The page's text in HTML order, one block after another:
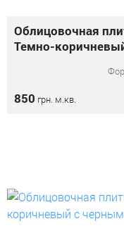
Облицовочная
Темно-
850 грн. м.кв.